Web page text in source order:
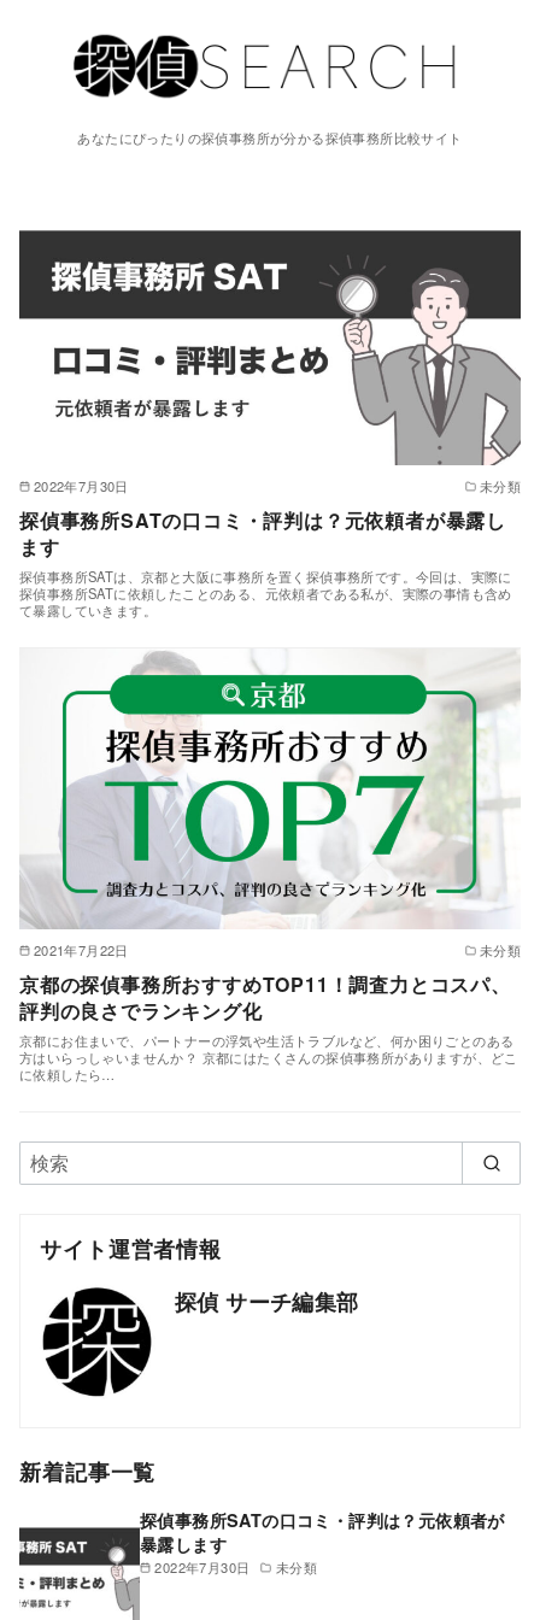
あなたにぴったりの探偵事務所が分かる探偵事務所比較サイト
2022年7月30日 未分類
探偵事務所SATの口コミ・評判は？元依頼者が暴露し
ます
探偵事務所SATは、京都と大阪に事務所を置く探偵事務所です。今回は、実際に
探偵事務所SATに依頼したことのある、元依頼者である私が、実際の事情も含め
て暴露していきます。
2021年7月22日 未分類
京都の探偵事務所おすすめTOP11！調査力とコスパ、
評判の良さでランキング化
京都にお住まいで、パートナーの浮気や生活トラブルなど、何か困りごとのある
方はいらっしゃいませんか？ 京都にはたくさんの探偵事務所がありますが、どこ
に依頼したら…
サイト運営者情報
探偵 サーチ編集部
新着記事一覧
2022年7月30日 未分類
探偵事務所SATの口コミ・評判は？元依頼者が
暴露します